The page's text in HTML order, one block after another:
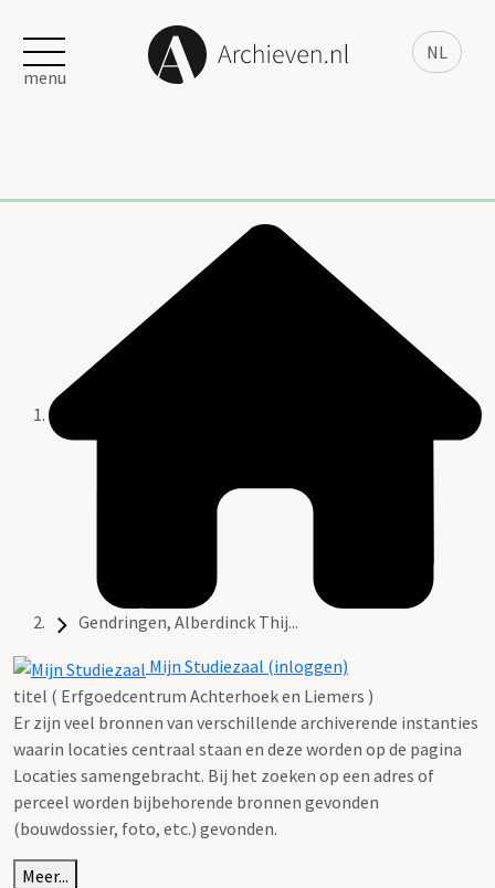
NL
menu
Gendringen, Alberdinck Thij...
Mijn Studiezaal (inloggen)
titel ( Erfgoedcentrum Achterhoek en Liemers )
Er zijn veel bronnen van verschillende archiverende instanties
waarin locaties centraal staan en deze worden op de pagina
Locaties samengebracht. Bij het zoeken op een adres of
perceel worden bijbehorende bronnen gevonden
(bouwdossier, foto, etc.) gevonden.
Meer...